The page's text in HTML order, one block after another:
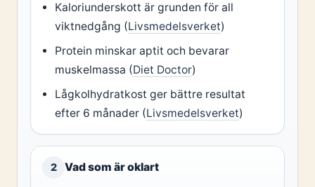
Kaloriunderskott är grunden för all
viktnedgång (Livsmedelsverket)
Protein minskar aptit och bevarar
muskelmassa (Diet Doctor)
Lågkolhydratkost ger bättre resultat
efter 6 månader (Livsmedelsverket)
2 Vad som är oklart